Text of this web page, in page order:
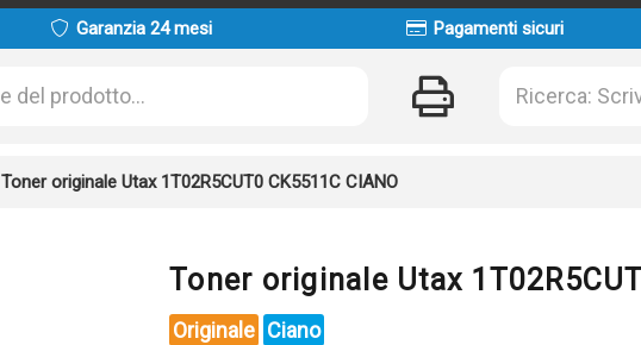
Garanzia 24 mesi Pagamenti sicuri
Toner originale Utax 1T02R5CUT0 CK5511C CIANO
Toner originale Utax
Originale Ciano